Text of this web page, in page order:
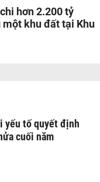
hơn 2.200 tỷ
một khu đất tại Khu
yếu tố quyết định
cuối năm